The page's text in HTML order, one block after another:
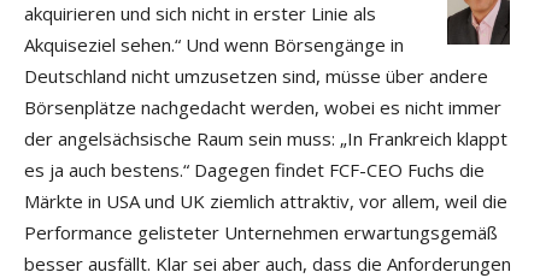
akquirieren und sich nicht in erster Linie als
Akquiseziel sehen.“ Und wenn Börsengänge in
Deutschland nicht umzusetzen sind, müsse über andere
Börsenplätze nachgedacht werden, wobei es nicht immer
der angelsächsische Raum sein muss: „In Frankreich klappt
es ja auch bestens.“ Dagegen findet FCF-CEO Fuchs die
Märkte in USA und UK ziemlich attraktiv, vor allem, weil die
Performance gelisteter Unternehmen erwartungsgemäß
besser ausfällt. Klar sei aber auch, dass die Anforderungen